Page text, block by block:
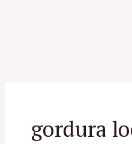
gordura